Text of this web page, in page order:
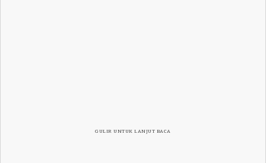
GULIR UNTUK LANJUT BACA